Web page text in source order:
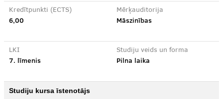
Kredītpunkti (ECTS)
6,00
Mērķauditorija
Māszinības
LKI
7. līmenis
Studiju veids un forma
Pilna laika
Studiju kursa īstenotājs